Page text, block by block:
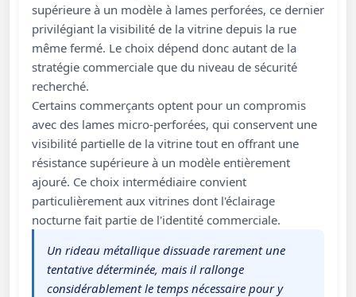
supérieure à un modèle à lames perforées, ce dernier
privilégiant la visibilité de la vitrine depuis la rue
même fermé. Le choix dépend donc autant de la
stratégie commerciale que du niveau de sécurité
recherché.
Certains commerçants optent pour un compromis
avec des lames micro-perforées, qui conservent une
visibilité partielle de la vitrine tout en offrant une
résistance supérieure à un modèle entièrement
ajouré. Ce choix intermédiaire convient
particulièrement aux vitrines dont l'éclairage
nocturne fait partie de l'identité commerciale.
Un rideau métallique dissuade rarement une
tentative déterminée, mais il rallonge
considérablement le temps nécessaire pour y